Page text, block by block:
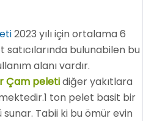
2023 yılı için ortalama 6
satıcılarında bulunabilen bu
alanı vardır.
Çam peletidiğer yakıtlara
ton pelet basit bir
sunar. Tabii ki bu ömür evin